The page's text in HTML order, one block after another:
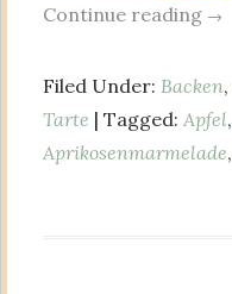
Continue reading →
Filed Under: Backen,
Tarte | Tagged: Apfel,
Aprikosenmarmelade,